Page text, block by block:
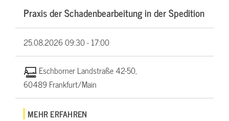
Praxis der Schadenbearbeitung in der Spedition
25.08.202609:30 - 17:00
Eschborner Landstraße 42-50,
60489 Frankfurt/Main
MEHR ERFAHREN